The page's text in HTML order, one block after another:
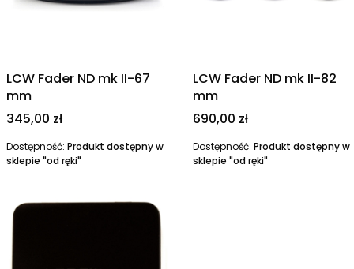
LCW Fader ND mk II-67
mm
Cena
345,00 zł
Dostępność: Produkt dostępny w
sklepie "od ręki"
LCW Fader ND mk II-82
mm
Cena
690,00 zł
Dostępność: Produkt dostępny w
sklepie "od ręki"